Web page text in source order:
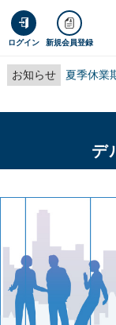
ログイン 新規会員登録
お知らせ 夏季休業
デ